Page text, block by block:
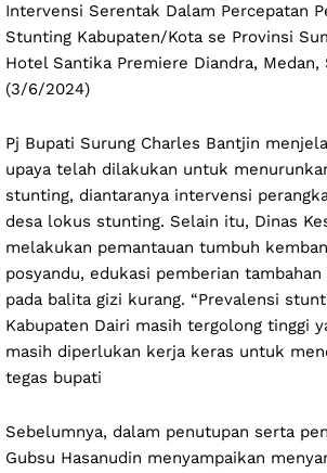
Intervensi Serentak Dalam Percepatan
Stunting Kabupaten/Kota se Provinsi
Hotel Santika Premiere Diandra, Medan,
(3/6/2024)
Pj Bupati Surung Charles Bantjin
upaya telah dilakukan untuk
stunting, diantaranya intervensi
desa lokus stunting. Selain itu, Dinas
melakukan pemantauan tumbuh
posyandu, edukasi pemberian tambahan
pada balita gizi kurang. “Prevalensi
Kabupaten Dairi masih tergolong tinggi
masih diperlukan kerja keras untuk
tegas bupati
Sebelumnya, dalam penutupan serta
Gubsu Hasanudin menyampaikan